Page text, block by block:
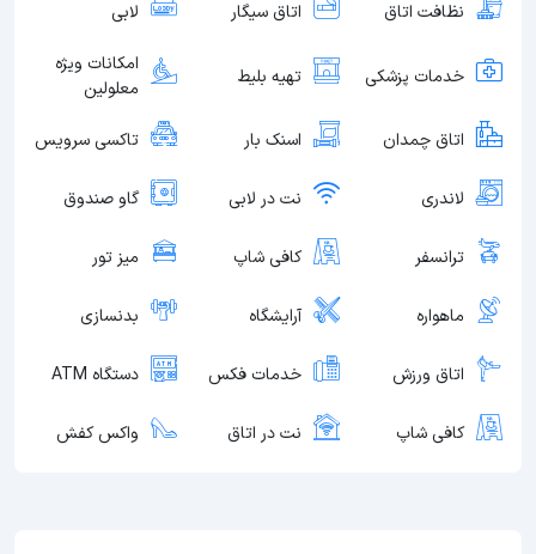
نظافت اتاق اتاق سیگار لابی
خدمات پزشکی تهیه بلیط
امکانات ویژه
معلولین
اتاق چمدان اسنک بار تاکسی سرویس
لاندری نت در لابی گاو صندوق
ترانسفر کافی شاپ میز تور
ماهواره آرایشگاه بدنسازی
اتاق ورزش خدمات فکس دستگاه ATM
کافی شاپ نت در اتاق واکس کفش